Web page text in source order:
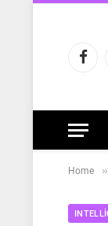
Home »